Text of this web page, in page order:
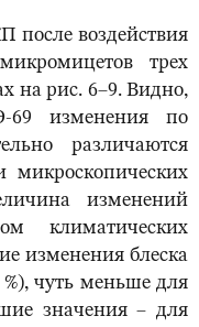
после воздействия
трех
на рис. 6–9. Видно,
69 изменения по
различаются
микроскопических
изменений
климатических
изменения блеска
%), чуть меньше для
значения ‒ для